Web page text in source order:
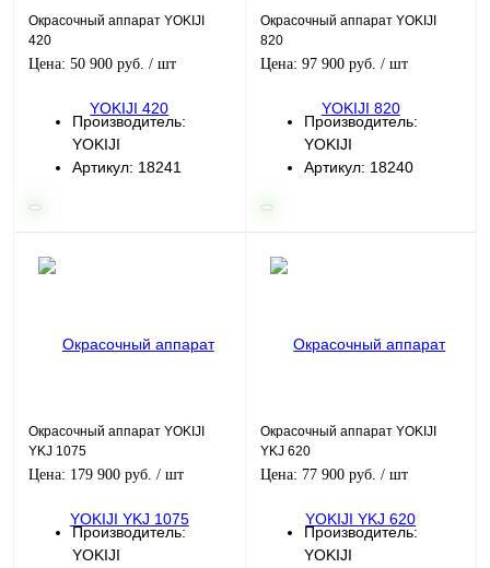
Окрасочный аппарат YOKIJI
420
Цена: 50 900 руб. / шт
Производитель:
YOKIJI
Артикул: 18241
Окрасочный аппарат YOKIJI
820
Цена: 97 900 руб. / шт
Производитель:
YOKIJI
Артикул: 18240
Окрасочный аппарат YOKIJI
YKJ 1075
Цена: 179 900 руб. / шт
Производитель:
YOKIJI
Окрасочный аппарат YOKIJI
YKJ 620
Цена: 77 900 руб. / шт
Производитель:
YOKIJI